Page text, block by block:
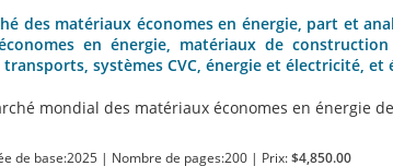
des matériaux économes en énergie, part et
en énergie, matériaux de
systèmes CVC, énergie et électricité,
mondial des matériaux économes en énergie
de base:2025 | Nombre de pages:200 | Prix:$4,850.00